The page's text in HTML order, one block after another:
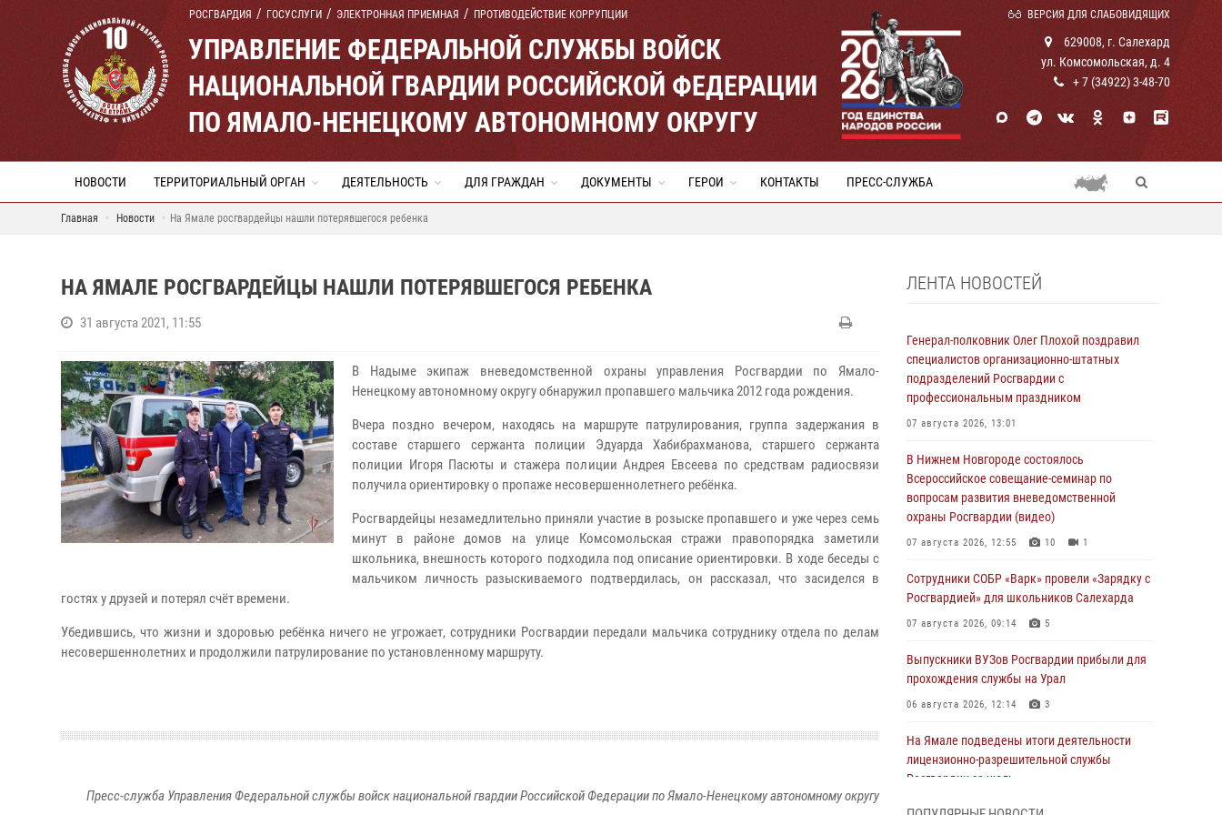
РОСГВАРДИЯ ГОСУСЛУГИ ЭЛЕКТРОННАЯ ПРИЕМНАЯ ПРОТИВОДЕЙСТВИЕ КОРРУПЦИИ ВЕРСИЯ ДЛЯ СЛАБОВИДЯЩИХ
УПРАВЛЕНИЕ ФЕДЕРАЛЬНОЙ СЛУЖБЫ ВОЙСК
НАЦИОНАЛЬНОЙ ГВАРДИИ РОССИЙСКОЙ ФЕДЕРАЦИИ
ПО ЯМАЛО-НЕНЕЦКОМУ АВТОНОМНОМУ ОКРУГУ
629008, г. Салехард
ул. Комсомольская, д. 4
+ 7 (34922) 3-48-70
НОВОСТИ ТЕРРИТОРИАЛЬНЫЙ ОРГАН ДЕЯТЕЛЬНОСТЬ ДЛЯ ГРАЖДАН ДОКУМЕНТЫ ГЕРОИ КОНТАКТЫ ПРЕСС-СЛУЖБА
Главная Новости На Ямале росгвардейцы нашли потерявшегося ребенка
НА ЯМАЛЕ РОСГВАРДЕЙЦЫ НАШЛИ ПОТЕРЯВШЕГОСЯ РЕБЕНКА
31 августа 2021, 11:55
В Надыме экипаж вневедомственной охраны управления Росгвардии по Ямало-
Ненецкому автономному округу обнаружил пропавшего мальчика 2012 года рождения.
Вчера поздно вечером, находясь на маршруте патрулирования, группа задержания в
составе старшего сержанта полиции Эдуарда Хабибрахманова, старшего сержанта
полиции Игоря Пасюты и стажера полиции Андрея Евсеева по средствам радиосвязи
получила ориентировку о пропаже несовершеннолетнего ребёнка.
Росгвардейцы незамедлительно приняли участие в розыске пропавшего и уже через семь
минут в районе домов на улице Комсомольская стражи правопорядка заметили
школьника, внешность которого подходила под описание ориентировки. В ходе беседы с
мальчиком личность разыскиваемого подтвердилась, он рассказал, что засиделся в
гостях у друзей и потерял счёт времени.
Убедившись, что жизни и здоровью ребёнка ничего не угрожает, сотрудники Росгвардии передали мальчика сотруднику отдела по делам
несовершеннолетних и продолжили патрулирование по установленному маршруту.
Пресс-служба Управления Федеральной службы войск национальной гвардии Российской Федерации по Ямало-Ненецкому автономному округу
ЛЕНТА НОВОСТЕЙ
Генерал-полковник Олег Плохой поздравил
специалистов организационно-штатных
подразделений Росгвардии с
профессиональным праздником
07 августа 2026, 13:01
В Нижнем Новгороде состоялось
Всероссийское совещание-семинар по
вопросам развития вневедомственной
охраны Росгвардии (видео)
07 августа 2026, 12:55 10 1
Сотрудники СОБР «Варк» провели «Зарядку с
Росгвардией» для школьников Салехарда
07 августа 2026, 09:14 5
Выпускники ВУЗов Росгвардии прибыли для
прохождения службы на Урал
06 августа 2026, 12:14 3
На Ямале подведены итоги деятельности
лицензионно-разрешительной службы
Росгвардии за июль